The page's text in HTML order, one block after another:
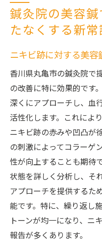
鍼灸院の美容
たなくする新
ニキビ跡に対する美
香川県丸亀市の鍼灸院で
の改善に特に効果的です
深くにアプローチし、血
活性化します。これによ
ニキビ跡の赤みや凹凸が
の刺激によってコラーゲ
性が向上することも期待
状態を詳しく分析し、そ
アプローチを提供するた
能です。特に、繰り返し
トーンが均一になり、ニ
報告が多くあります。